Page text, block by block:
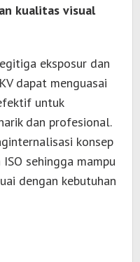
kualitas visual
eksposur dan
dapat menguasai
untuk
dan profesional.
konsep
sehingga mampu
dengan kebutuhan